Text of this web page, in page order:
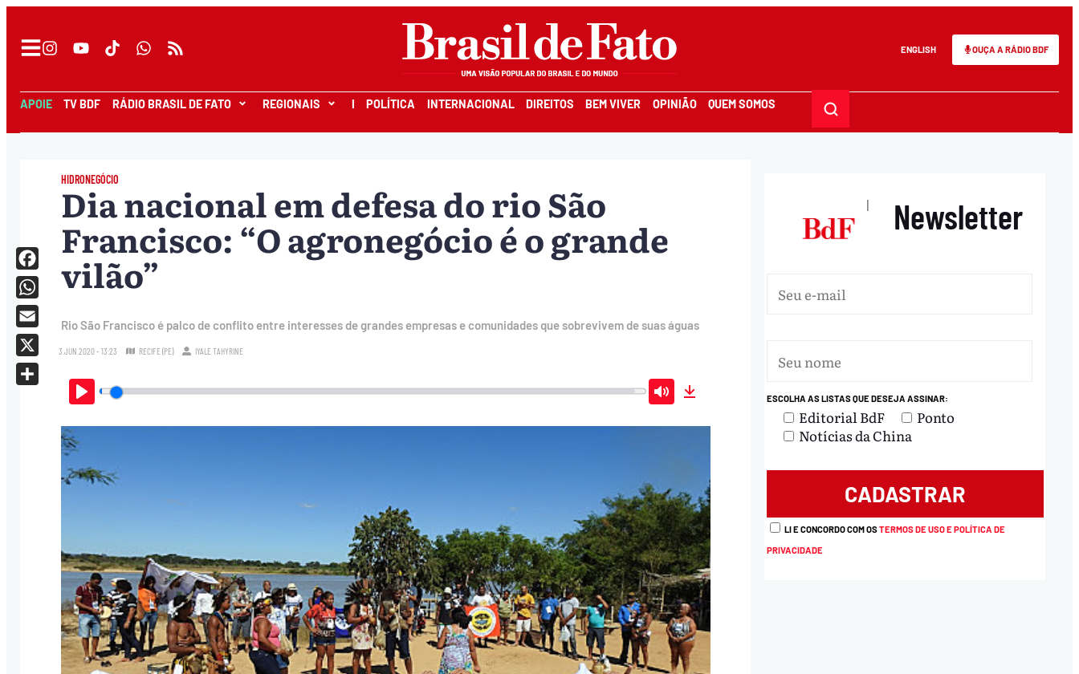
ENGLISH OUÇA A RÁDIO BDF
APOIE TV BDF RÁDIO BRASIL DE FATO REGIONAIS I POLÍTICA INTERNACIONAL DIREITOS BEM VIVER OPINIÃO QUEM SOMOS
HIDRONEGÓCIO
Dia nacional em defesa do rio São
Francisco: “O agronegócio é o grande
vilão”
Rio São Francisco é palco de conflito entre interesses de grandes empresas e comunidades que sobrevivem de suas águas
3.JUN.2020 - 13:23 RECIFE (PE) IYALE TAHYRINE
Play Mute
Facebook
WhatsApp
Email
X
| Newsletter
ESCOLHA AS LISTAS QUE DESEJA ASSINAR:
Editorial BdF
Ponto
Notícias da China
LI E CONCORDO COM OSTERMOS DE USO E POLÍTICA DE
PRIVACIDADE